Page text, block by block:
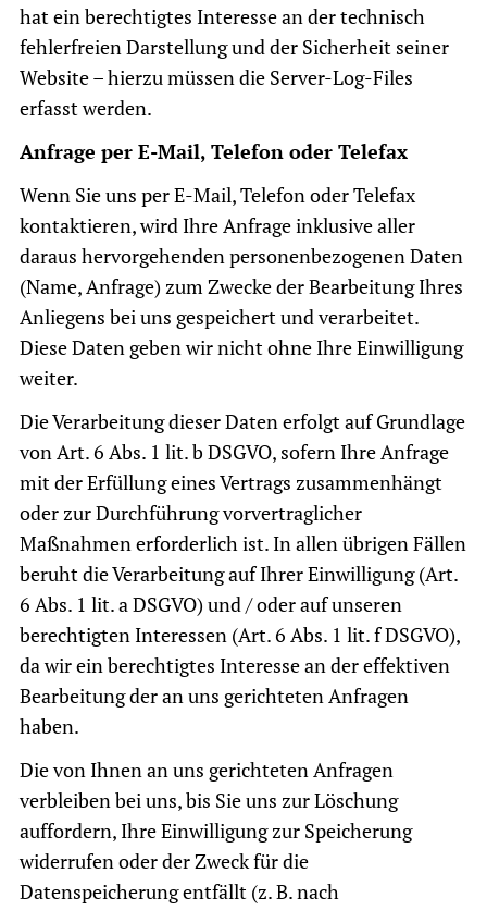
hat ein berechtigtes Interesse an der technisch
fehlerfreien Darstellung und der Sicherheit seiner
Website – hierzu müssen die Server-Log-Files
erfasst werden.
Anfrage per E-Mail, Telefon oder Telefax
Wenn Sie uns per E-Mail, Telefon oder Telefax
kontaktieren, wird Ihre Anfrage inklusive aller
daraus hervorgehenden personenbezogenen Daten
(Name, Anfrage) zum Zwecke der Bearbeitung Ihres
Anliegens bei uns gespeichert und verarbeitet.
Diese Daten geben wir nicht ohne Ihre Einwilligung
weiter.
Die Verarbeitung dieser Daten erfolgt auf Grundlage
von Art. 6 Abs. 1 lit. b DSGVO, sofern Ihre Anfrage
mit der Erfüllung eines Vertrags zusammenhängt
oder zur Durchführung vorvertraglicher
Maßnahmen erforderlich ist. In allen übrigen Fällen
beruht die Verarbeitung auf Ihrer Einwilligung (Art.
6 Abs. 1 lit. a DSGVO) und / oder auf unseren
berechtigten Interessen (Art. 6 Abs. 1 lit. f DSGVO),
da wir ein berechtigtes Interesse an der effektiven
Bearbeitung der an uns gerichteten Anfragen
haben.
Die von Ihnen an uns gerichteten Anfragen
verbleiben bei uns, bis Sie uns zur Löschung
auffordern, Ihre Einwilligung zur Speicherung
widerrufen oder der Zweck für die
Datenspeicherung entfällt (z. B. nach